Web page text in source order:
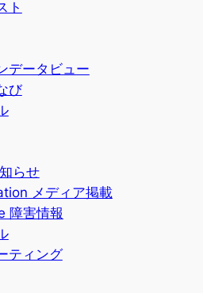
ト
データビュー
び
らせ
メディア掲載
障害情報
ティング